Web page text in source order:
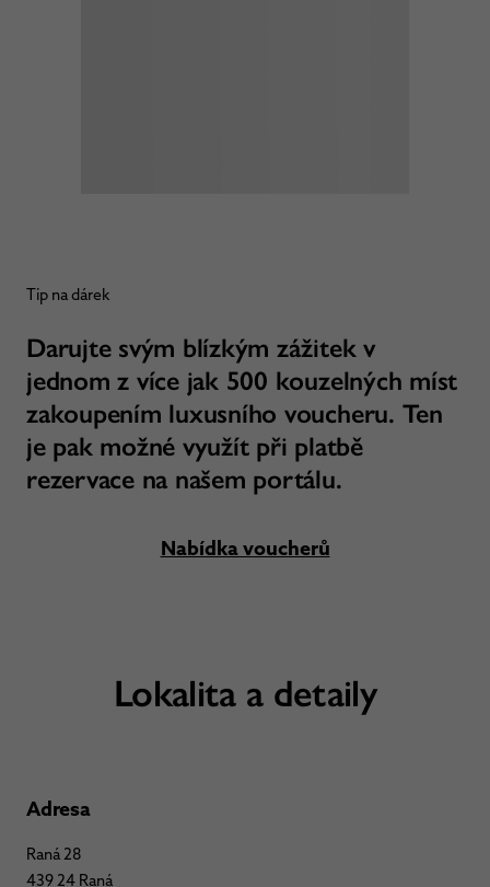
Tip na dárek
Darujte svým blízkým zážitek v
jednom z více jak 500 kouzelných míst
zakoupením luxusního voucheru. Ten
je pak možné využít při platbě
rezervace na našem portálu.
Nabídka voucherů
Lokalita a detaily
Adresa
Raná 28
439 24 Raná